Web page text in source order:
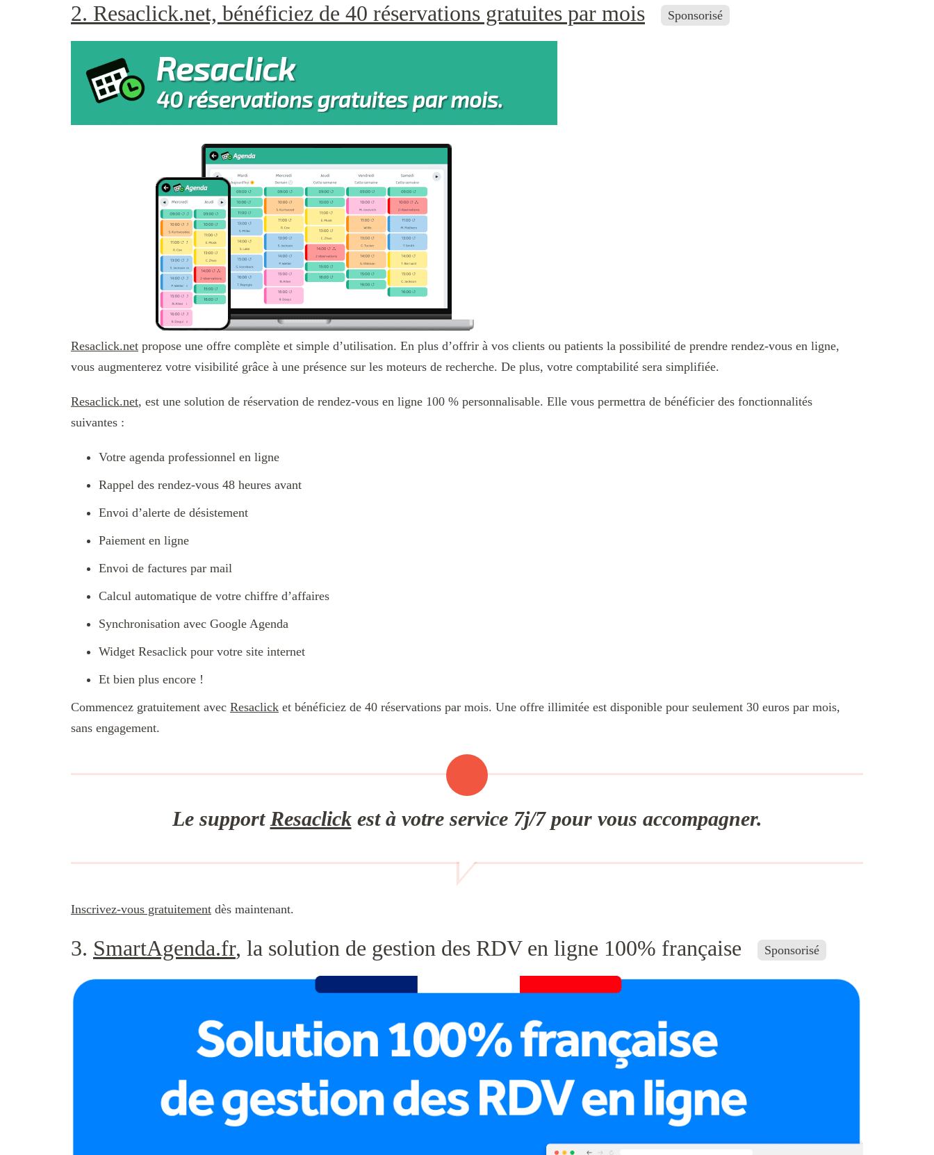
2. Resaclick.net, bénéficiez de 40 réservations gratuites par mois Sponsorisé
Resaclick.net propose une offre complète et simple d’utilisation. En plus d’offrir à vos clients ou patients la possibilité de prendre rendez-vous en ligne,
vous augmenterez votre visibilité grâce à une présence sur les moteurs de recherche. De plus, votre comptabilité sera simplifiée.
Resaclick.net, est une solution de réservation de rendez-vous en ligne 100 % personnalisable. Elle vous permettra de bénéficier des fonctionnalités
suivantes :
Votre agenda professionnel en ligne
Rappel des rendez-vous 48 heures avant
Envoi d’alerte de désistement
Paiement en ligne
Envoi de factures par mail
Calcul automatique de votre chiffre d’affaires
Synchronisation avec Google Agenda
Widget Resaclick pour votre site internet
Et bien plus encore !
Commencez gratuitement avec Resaclick et bénéficiez de 40 réservations par mois. Une offre illimitée est disponible pour seulement 30 euros par mois,
sans engagement.
Le support Resaclickest à votre service 7j/7 pour vous accompagner.
Inscrivez-vous gratuitement dès maintenant.
3. SmartAgenda.fr, la solution de gestion des RDV en ligne 100% française Sponsorisé